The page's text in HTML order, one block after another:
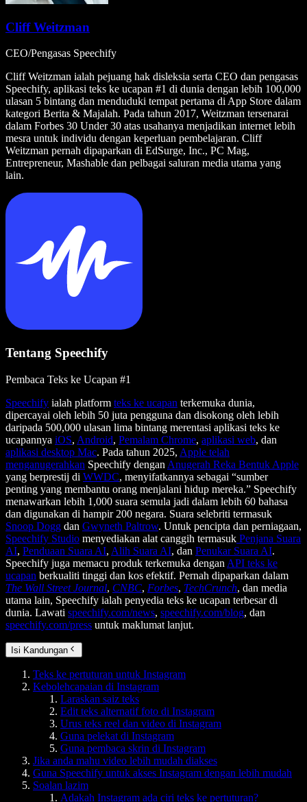
Cliff Weitzman
CEO/Pengasas Speechify
Cliff Weitzman ialah pejuang hak disleksia serta CEO dan pengasas
Speechify, aplikasi teks ke ucapan #1 di dunia dengan lebih 100,000
ulasan 5 bintang dan menduduki tempat pertama di App Store dalam
kategori Berita & Majalah. Pada tahun 2017, Weitzman tersenarai
dalam Forbes 30 Under 30 atas usahanya menjadikan internet lebih
mesra untuk individu dengan keperluan pembelajaran. Cliff
Weitzman pernah dipaparkan di EdSurge, Inc., PC Mag,
Entrepreneur, Mashable dan pelbagai saluran media utama yang
lain.
Tentang Speechify
Pembaca Teks ke Ucapan #1
Speechify ialah platform teks ke ucapan terkemuka dunia,
dipercayai oleh lebih 50 juta pengguna dan disokong oleh lebih
daripada 500,000 ulasan lima bintang merentasi aplikasi teks ke
ucapannya iOS, Android, Pemalam Chrome, aplikasi web, dan
aplikasi desktop Mac. Pada tahun 2025, Apple telah
menganugerahkan Speechify dengan Anugerah Reka Bentuk Apple
yang berprestij di WWDC, menyifatkannya sebagai “sumber
penting yang membantu orang menjalani hidup mereka.” Speechify
menawarkan lebih 1,000 suara semula jadi dalam lebih 60 bahasa
dan digunakan di hampir 200 negara. Suara selebriti termasuk
Snoop Dogg dan Gwyneth Paltrow. Untuk pencipta dan perniagaan,
Speechify Studio menyediakan alat canggih termasuk Penjana Suara
AI, Penduaan Suara AI, Alih Suara AI, dan Penukar Suara AI.
Speechify juga memacu produk terkemuka dengan API teks ke
ucapan berkualiti tinggi dan kos efektif. Pernah dipaparkan dalam
The Wall Street Journal, CNBC, Forbes, TechCrunch, dan media
utama lain, Speechify ialah penyedia teks ke ucapan terbesar di
dunia. Lawati speechify.com/news, speechify.com/blog, dan
speechify.com/press untuk maklumat lanjut.
Isi Kandungan
Teks ke pertuturan untuk Instagram
Kebolehcapaian di Instagram
Laraskan saiz teks
Edit teks alternatif foto di Instagram
Urus teks reel dan video di Instagram
Guna pelekat di Instagram
Guna pembaca skrin di Instagram
Jika anda mahu video lebih mudah diakses
Guna Speechify untuk akses Instagram dengan lebih mudah
Soalan lazim
Adakah Instagram ada ciri teks ke pertuturan?